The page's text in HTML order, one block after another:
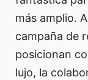
más amplio.
campaña de
posicionan
lujo, la